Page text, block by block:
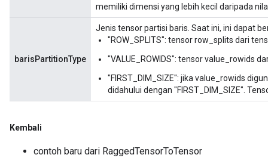
memiliki dimensi yang lebih kecil daripada
barisPartitionType
Jenis tensor partisi baris. Saat ini, ini dapat
"ROW_SPLITS": tensor row_splits dari
"VALUE_ROWIDS": tensor value_rowids
"FIRST_DIM_SIZE": jika value_rowids
didahului dengan "FIRST_DIM_SIZE".
Kembali
contoh baru dari RaggedTensorToTensor